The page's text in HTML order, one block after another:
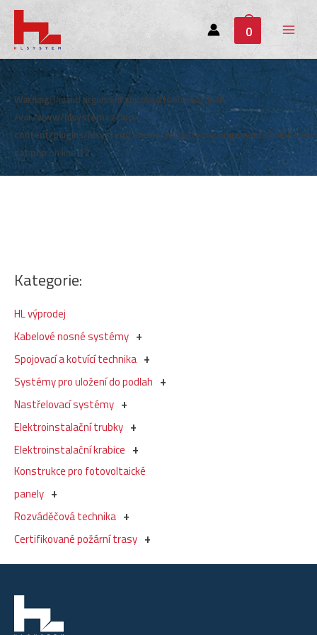
0
Main
Menu
Kategorie:
HL výprodej
Kabelové nosné systémy
Spojovací a kotvící technika
Systémy pro uložení do podlah
Nastřelovací systémy
Elektroinstalační trubky
Elektroinstalační krabice
Konstrukce pro fotovoltaické
panely
Rozváděčová technika
Certifikované požární trasy
Warning: Invalid argument supplied for foreach() in
/var/www/hlsystem.cz/wp-
content/plugins/hlsystem/themes/hlsystem/components/
cat.phpon line12